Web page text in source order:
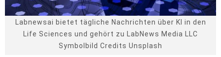
Labnewsai bietet tägliche Nachrichten über KI in den
Life Sciences und gehört zu LabNews Media LLC
Symbolbild Credits Unsplash